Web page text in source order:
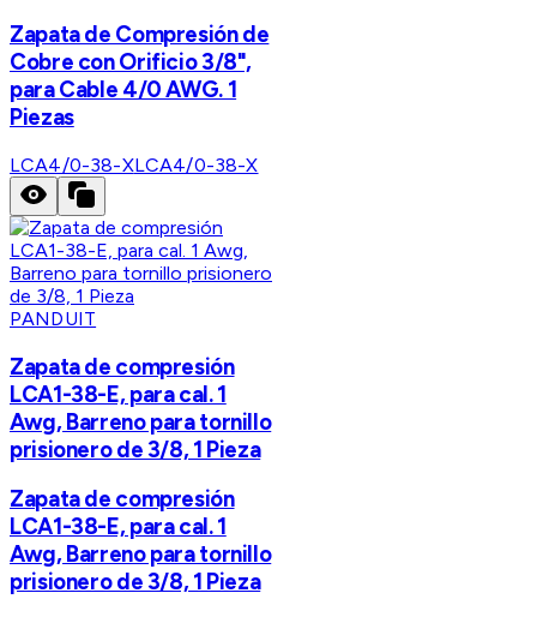
Zapata de Compresión de
Cobre con Orificio 3/8",
para Cable 4/0 AWG. 1
Piezas
LCA4/0-38-XLCA4/0-38-X
PANDUIT
Zapata de compresión
LCA1-38-E, para cal. 1
Awg, Barreno para tornillo
prisionero de 3/8, 1 Pieza
Zapata de compresión
LCA1-38-E, para cal. 1
Awg, Barreno para tornillo
prisionero de 3/8, 1 Pieza